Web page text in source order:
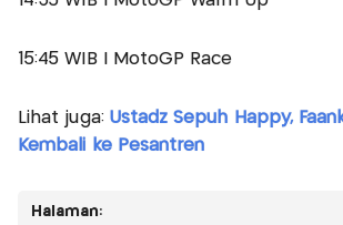
15:45 WIB | MotoGP Race
Lihat juga: Ustadz Sepuh Happy,
Kembali ke Pesantren
Halaman: